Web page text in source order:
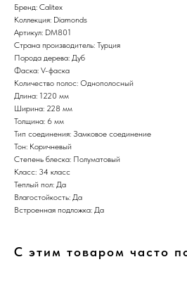
Бренд: Calitex
Коллекция: Diamonds
Артикул: DM801
Страна производитель: Турция
Порода дерева: Дуб
Фаска: V-фаска
Количество полос: Однополосный
Длина: 1220 мм
Ширина: 228 мм
Толщина: 6 мм
Тип соединения: Замковое соединение
Тон: Коричневый
Степень блеска: Полуматовый
Класс: 34 класс
Теплый пол: Да
Влагостойкость: Да
Встроенная подложка: Да
С этим товаром часто